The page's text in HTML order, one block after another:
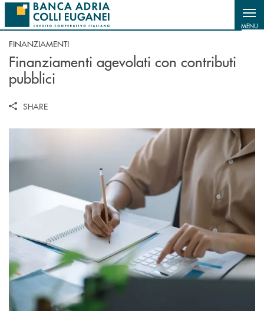
Salta al contenuto principale
MENU
FINANZIAMENTI
Finanziamenti agevolati con contributi
pubblici
SHARE